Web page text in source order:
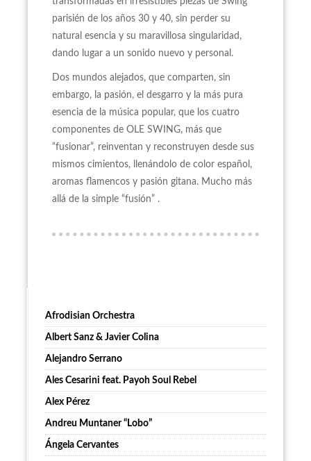
parisién de los años 30 y 40, sin perder su
natural esencia y su maravillosa singularidad,
dando lugar a un sonido nuevo y personal.
Dos mundos alejados, que comparten, sin
embargo, la pasión, el desgarro y la más pura
esencia de la música popular, que los cuatro
componentes de OLE SWING, más que
“fusionar”, reinventan y reconstruyen desde sus
mismos cimientos, llenándolo de color español,
aromas flamencos y pasión gitana. Mucho más
allá de la simple “fusión” .
Afrodisian Orchestra
Albert Sanz & Javier Colina
Alejandro Serrano
Ales Cesarini feat. Payoh Soul Rebel
Alex Pérez
Andreu Muntaner “Lobo”
Ángela Cervantes